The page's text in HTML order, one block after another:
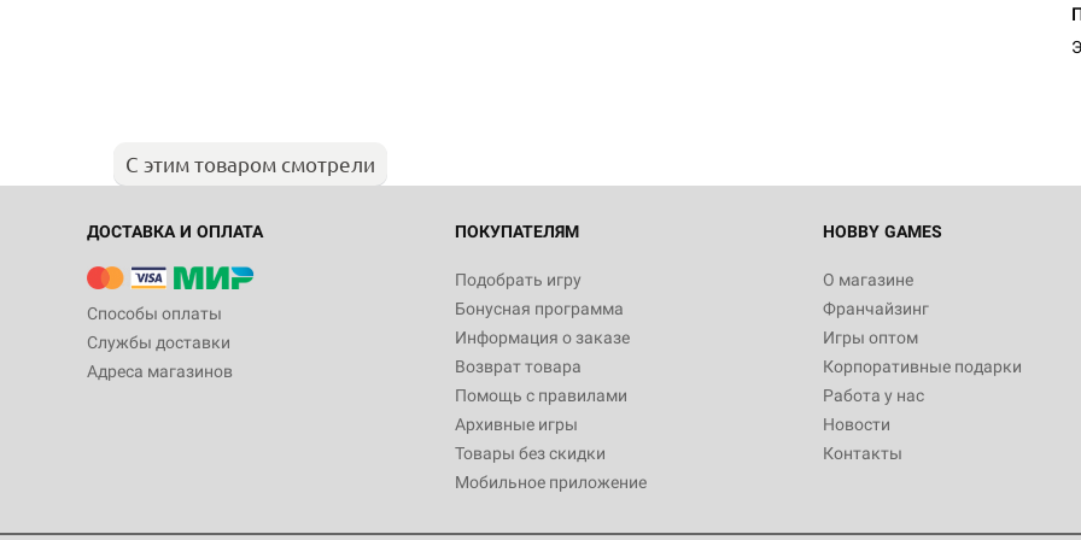
С этим товаром смотрели
ДОСТАВКА И ОПЛАТА
Способы оплаты
Службы доставки
Адреса магазинов
ПОКУПАТЕЛЯМ
Подобрать игру
Бонусная программа
Информация о заказе
Возврат товара
Помощь с правилами
Архивные игры
Товары без скидки
Мобильное приложение
HOBBY GAMES
О магазине
Франчайзинг
Игры оптом
Корпоративные подарки
Работа у нас
Новости
Контакты